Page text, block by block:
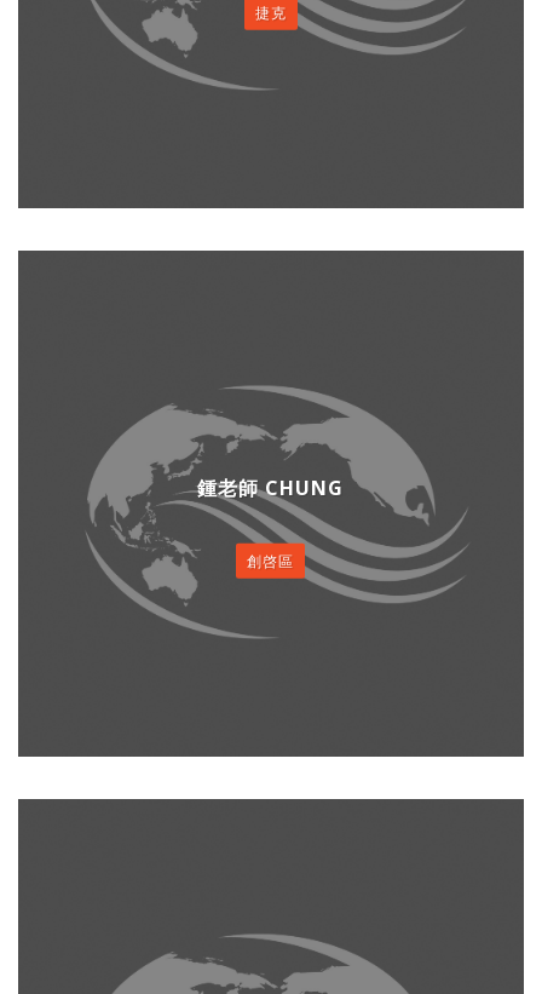
捷克
鍾老師 CHUNG
創啓區